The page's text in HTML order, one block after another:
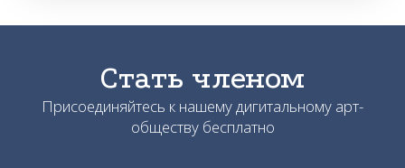
Стать членом
Присоединяйтесь к нашему дигитальному арт-
обществу бесплатно